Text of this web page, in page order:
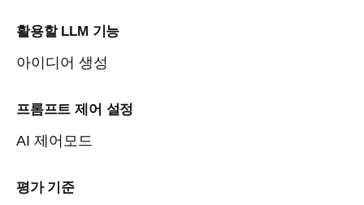
활용할 LLM 기능
아이디어 생성
프롬프트 제어 설정
AI 제어모드
평가 기준